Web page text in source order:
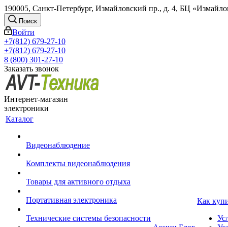
190005, Санкт-Петербург, Измайловский пр., д. 4, БЦ
Поиск
Войти
+7(812) 679-27-10
+7(812) 679-27-10
8 (800) 301-27-10
Заказать звонок
Интернет-магазин
электроники
Каталог
Видеонаблюдение
Комплекты видеонаблюдения
Товары для активного отдыха
Портативная электроника
Технические системы безопасности
Как